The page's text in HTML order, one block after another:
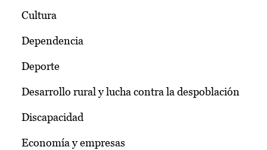
Cultura
Dependencia
Deporte
Desarrollo rural y lucha contra la despoblación
Discapacidad
Economía y empresas